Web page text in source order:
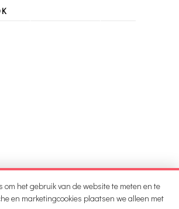
om het gebruik van de website te meten en te
en marketingcookies plaatsen we alleen met